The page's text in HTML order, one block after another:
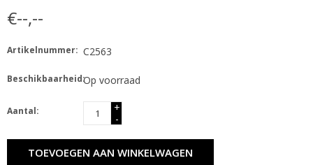
€--,--
Artikelnummer: C2563
Beschikbaarheid:Op voorraad
Aantal:
+
-
TOEVOEGEN AAN WINKELWAGEN